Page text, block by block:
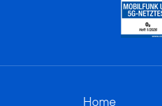
Home